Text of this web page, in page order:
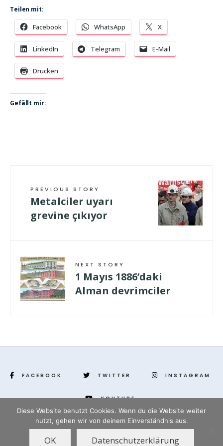
Teilen mit:
Facebook WhatsApp X
LinkedIn Telegram E-Mail
Drucken
Gefällt mir:
PREVIOUS STORY
Metalciler uyarı
grevine çıkıyor
NEXT STORY
1 Mayıs 1886’daki
Alman devrimciler
FACEBOOK TWITTER INSTAGRAM
YOUTUBE
www.yenihayat.de
Diese Website benutzt Cookies. Wenn du die Website weiter
nutzt, gehen wir von deinem Einverständnis aus.
OK Datenschutzerklärung